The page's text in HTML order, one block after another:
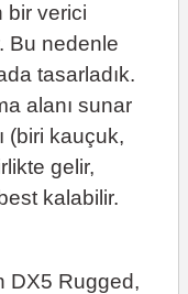
bir verici
Bu nedenle
tasarladık.
alanı sunar
(biri kauçuk,
gelir,
kalabilir.
DX5 Rugged,